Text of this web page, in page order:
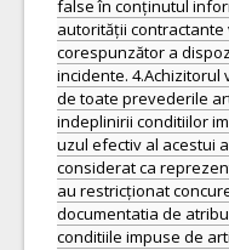
false în conținutul
autorității contractante
corespunzător a
incidente.
de toate prevederile
indeplinirii conditiilor
uzul efectiv al acestui
considerat ca
au restricționat
documentatia de
conditiile impuse de